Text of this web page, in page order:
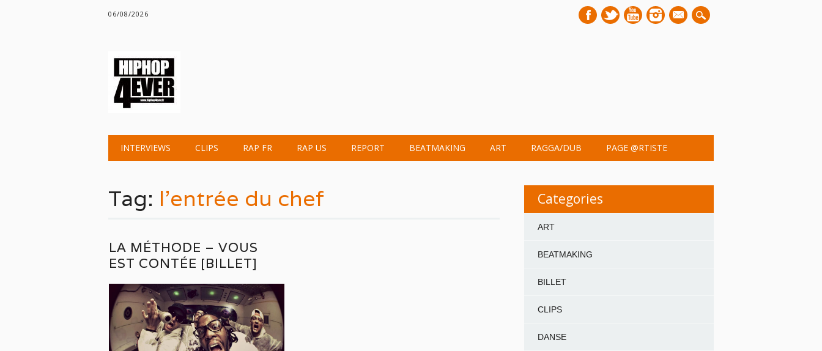
06/08/2026
mail
Main menu
INTERVIEWS CLIPS RAP FR RAP US REPORT BEATMAKING ART RAGGA/DUB PAGE @RTISTE
Tag: l’entrée du chef
LA MÉTHODE – VOUS
EST CONTÉE [BILLET]
Categories
ART
BEATMAKING
BILLET
CLIPS
DANSE